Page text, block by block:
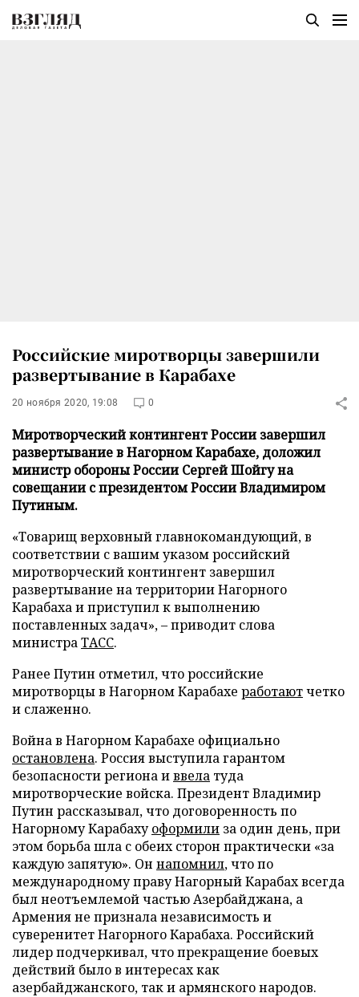
Российские миротворцы завершили
развертывание в Карабахе
20 ноября 2020, 19:08 0
Миротворческий контингент России завершил
развертывание в Нагорном Карабахе, доложил
министр обороны России Сергей Шойгу на
совещании с президентом России Владимиром
Путиным.
«Товарищ верховный главнокомандующий, в
соответствии с вашим указом российский
миротворческий контингент завершил
развертывание на территории Нагорного
Карабаха и приступил к выполнению
поставленных задач», – приводит слова
министраТАСС.
Ранее Путин отметил, что российские
миротворцы в Нагорном Карабахе работаютчетко
и слаженно.
Война в Нагорном Карабахе официально
остановлена. Россия выступила гарантом
безопасности региона иввела туда
миротворческие войска. Президент Владимир
Путин рассказывал, что договоренность по
Нагорному Карабахуоформили за один день, при
этом борьба шла с обеих сторон практически «за
каждую запятую». Он напомнил, что по
международному праву Нагорный Карабах всегда
был неотъемлемой частью Азербайджана, а
Армения не признала независимость и
суверенитет Нагорного Карабаха. Российский
лидер подчеркивал, что прекращение боевых
действий было в интересах как
азербайджанского, так и армянского народов.